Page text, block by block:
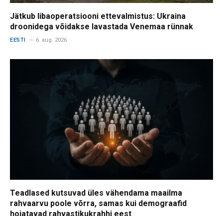
Jätkub libaoperatsiooni ettevalmistus: Ukraina
droonidega võidakse lavastada Venemaa rünnak
EESTI 6. aug. 2026
Teadlased kutsuvad üles vähendama maailma
rahvaarvu poole võrra, samas kui demograafid
hoiatavad rahvastikukrahhi eest